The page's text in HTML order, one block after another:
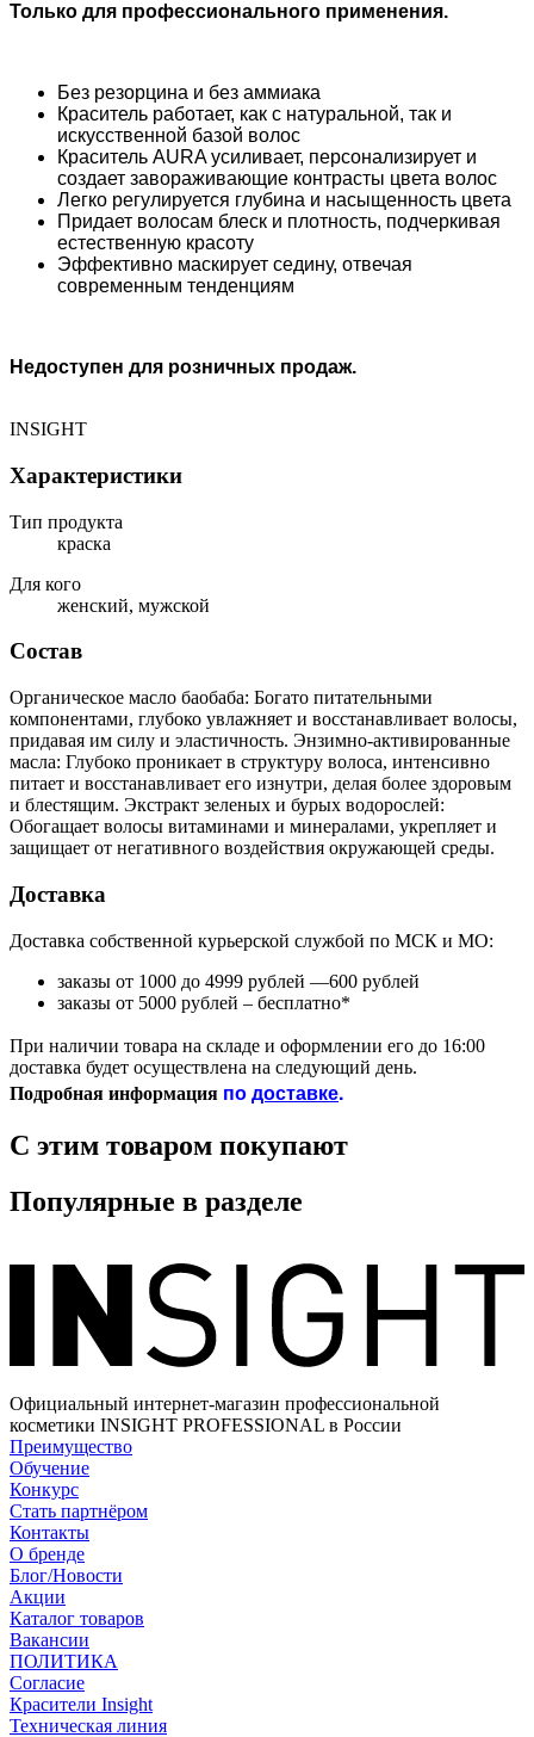
Только для профессионального применения.
Без резорцина и без аммиака
Краситель работает, как с натуральной, так и
искусственной базой волос
Краситель AURA усиливает, персонализирует и
создает завораживающие контрасты цвета волос
Легко регулируется глубина и насыщенность цвета
Придает волосам блеск и плотность, подчеркивая
естественную красоту
Эффективно маскирует седину, отвечая
современным тенденциям
Недоступен для розничных продаж.
INSIGHT
Характеристики
Тип продукта
краска
Для кого
женский, мужской
Состав
Органическое масло баобаба: Богато питательными
компонентами, глубоко увлажняет и восстанавливает волосы,
придавая им силу и эластичность. Энзимно-активированные
масла: Глубоко проникает в структуру волоса, интенсивно
питает и восстанавливает его изнутри, делая более здоровым
и блестящим. Экстракт зеленых и бурых водорослей:
Обогащает волосы витаминами и минералами, укрепляет и
защищает от негативного воздействия окружающей среды.
Доставка
Доставка собственной курьерской службой по МСК и МО:
заказы от 1000 до 4999 рублей —600 рублей
заказы от 5000 рублей – бесплатно*
При наличии товара на складе и оформлении его до 16:00
доставка будет осуществлена на следующий день.
Подробная информация подоставке.
С этим товаром покупают
Популярные в разделе
Официальный интернет-магазин профессиональной
косметики INSIGHT PROFESSIONAL в России
Преимущество
Обучение
Конкурс
Стать партнёром
Контакты
О бренде
Блог/Новости
Акции
Каталог товаров
Вакансии
ПОЛИТИКА
Согласие
Краcители Insight
Техническая линия